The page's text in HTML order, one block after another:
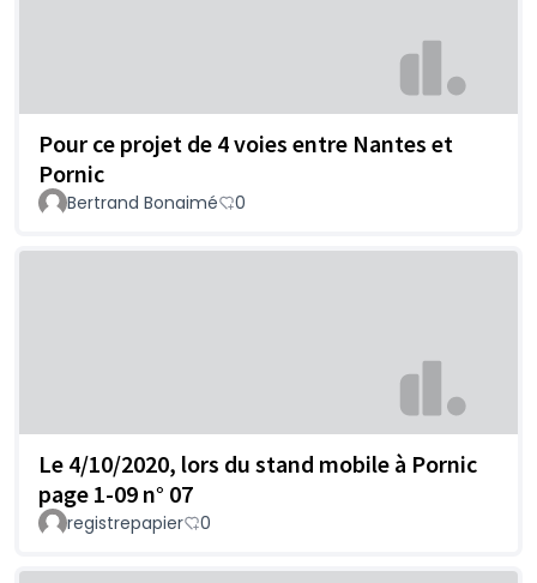
Pour ce projet de 4 voies entre Nantes et
Pornic
Bertrand Bonaimé 0
Le 4/10/2020, lors du stand mobile à Pornic
page 1-09 n° 07
registrepapier 0